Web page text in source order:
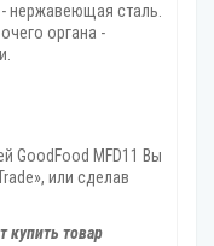
нержавеющая сталь.
органа -
GoodFood MFD11 Вы
или сделав
купить товар